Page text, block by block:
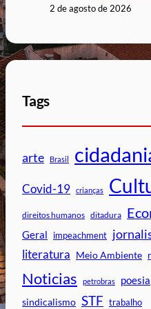
2 de agosto de 2026
Tags
arte Brasil
Covid-19 crianças
direitos humanos ditadura
Geral impeachment
literatura Meio Ambiente
Noticias petrobras poesia
sindicalismo STF trabalho